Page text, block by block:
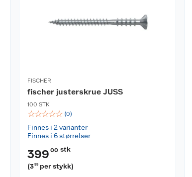
FISCHER
fischer justerskrue JUSS
100 STK
☆☆☆☆☆ (0)
Finnes i 2 varianter
Finnes i 6 størrelser
399 00 stk
(399 per stykk)